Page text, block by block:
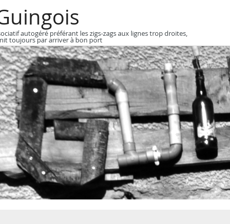
autogéré préférant les zigs-zags aux lignes trop droites,
toujours par arriver à bon port